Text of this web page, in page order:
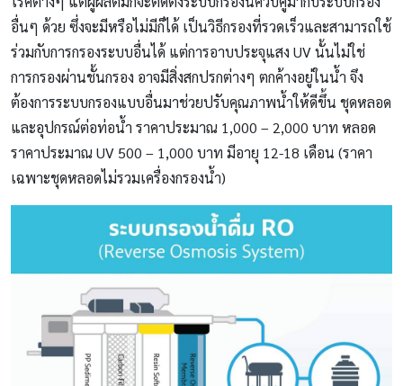
อื่นๆ ด้วย ซึ่งจะมีหรือไม่มีก็ได้ เป็นวิธีกรองที่รวดเร็วและสามารถใช้
ร่วมกับการกรองระบบอื่นได้ แต่การอาบประจุแสง UV นั้นไม่ใช่
การกรองผ่านชั้นกรอง อาจมีสิ่งสกปรกต่างๆ ตกค้างอยู่ในน้ำ จึง
ต้องการระบบกรองแบบอื่นมาช่วยปรับคุณภาพน้ำให้ดีขึ้น ชุดหลอด
และอุปกรณ์ต่อท่อน้ำ ราคาประมาณ 1,000 – 2,000 บาท หลอด
ราคาประมาณ UV 500 – 1,000 บาท มีอายุ 12-18 เดือน (ราคา
เฉพาะชุดหลอดไม่รวมเครื่องกรองน้ำ)